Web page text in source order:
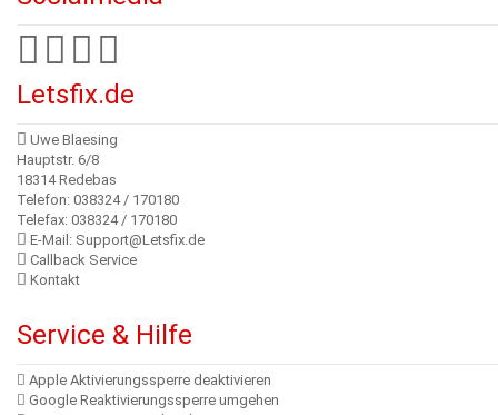
Letsfix.de
Uwe Blaesing
Hauptstr. 6/8
18314 Redebas
Telefon: 038324 / 170180
Telefax: 038324 / 170180
E-Mail: Support@Letsfix.de
Callback Service
Kontakt
Service & Hilfe
Apple Aktivierungssperre deaktivieren
Google Reaktivierungssperre umgehen